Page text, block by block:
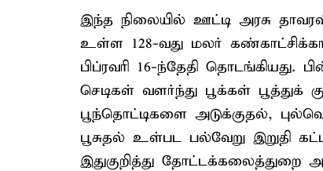
இந்த நிலையில் ஊட்டி அரசு
உள்ள 128-வது மலர்
பிப்ரவரி 16-ந்தேதி
செடிகள் வளர்ந்து பூக்கள் பூத்துக்
பூந்தொட்டிகளை அடுக்குதல்,
பூசுதல் உள்பட பல்வேறு இறுதி
இதுகுறித்து தோட்டக்கலைத்துறை